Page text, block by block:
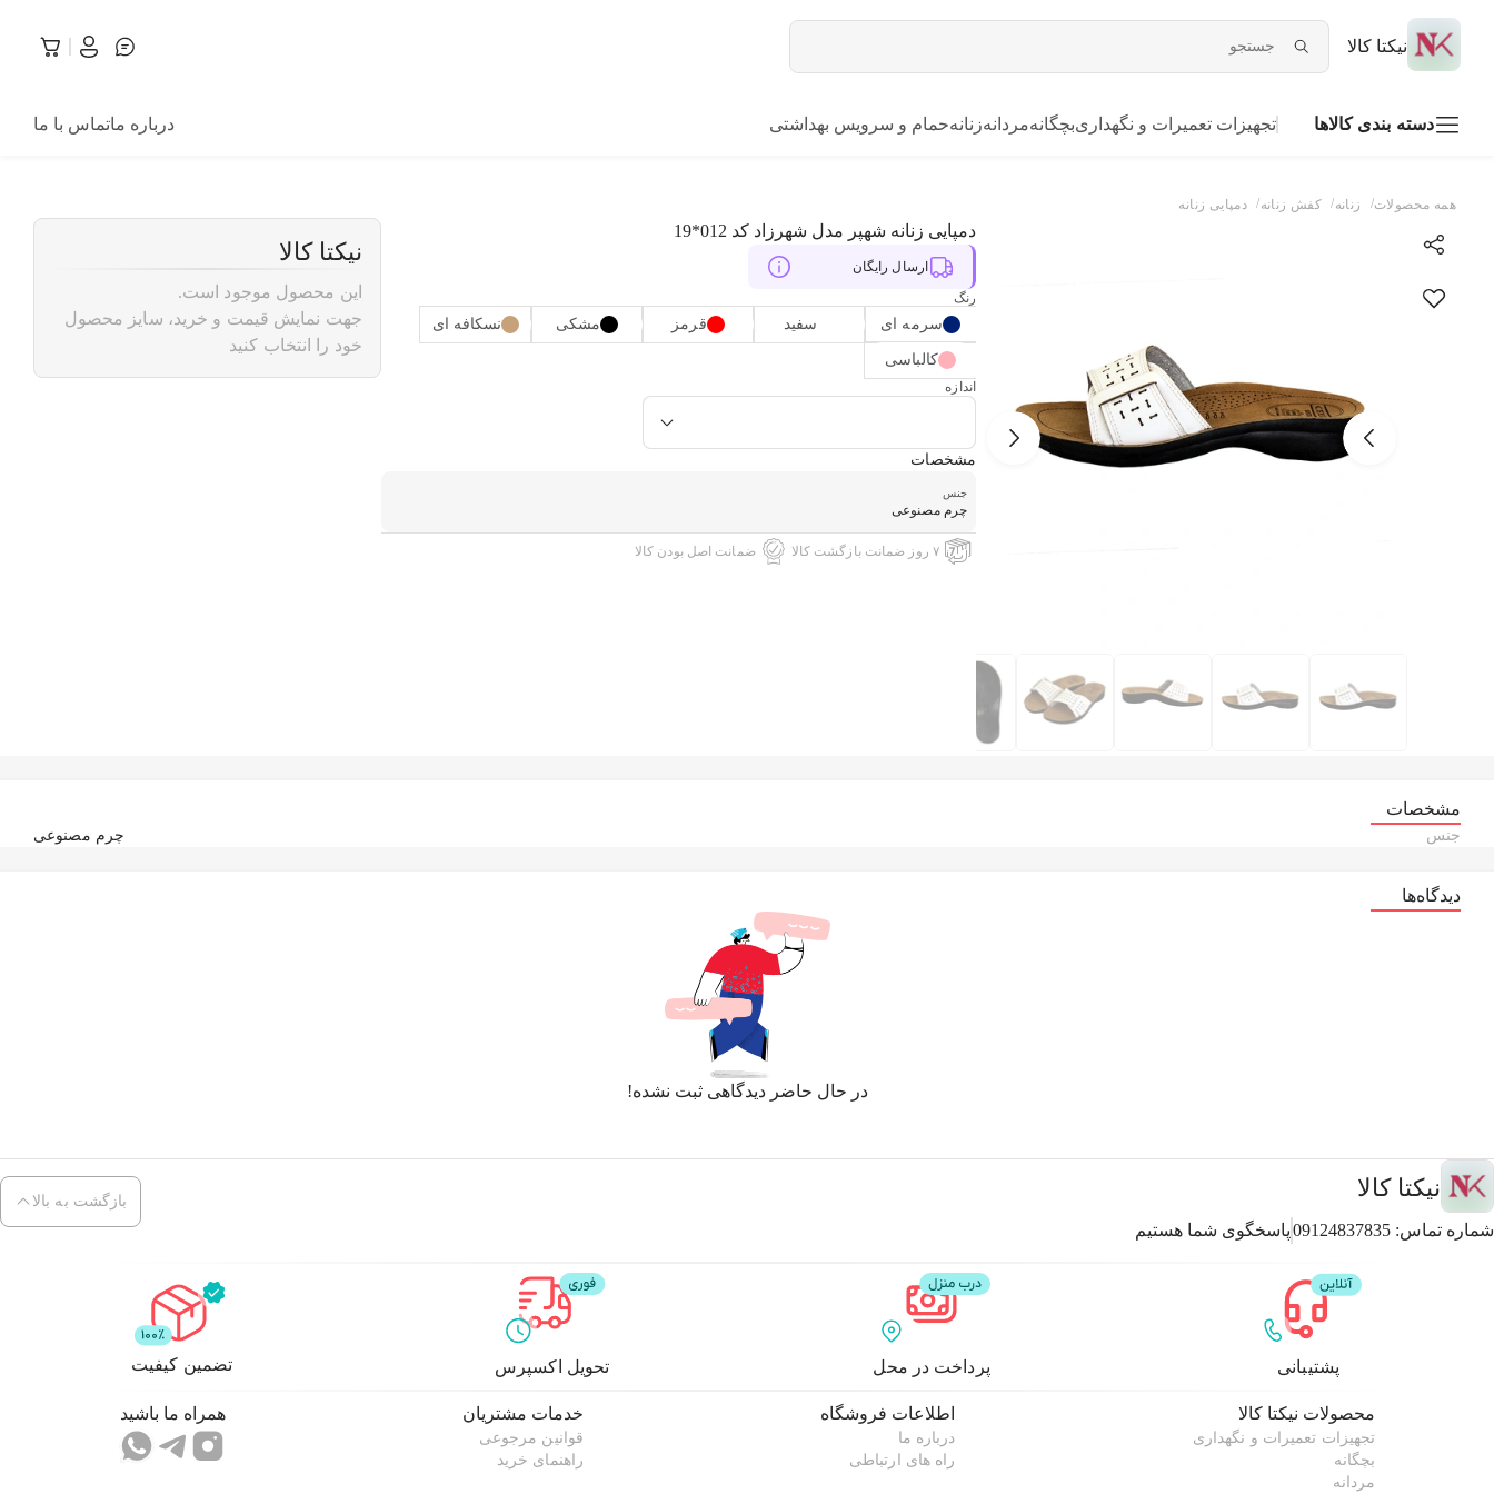
نیکتا کالا
دسته بندی کالاها تجهیزات تعمیرات و نگهداریبچگانهمردانهزنانهحمام و سرویس بهداشتی درباره ماتماس با ما
همه محصولات/ زنانه/ کفش زنانه/ دمپایی زنانه
دمپایی زنانه شهپر مدل شهرزاد کد 012*19
ارسال رایگان
رنگ
سرمه ای سفید قرمز مشکی نسکافه ای
کالباسی
اندازه
مشخصات
جنس
چرم مصنوعی
۷ روز ضمانت بازگشت کالا ضمانت اصل بودن کالا
نیکتا کالا
این محصول موجود است.
جهت نمایش قیمت و خرید، سایز محصول
خود را انتخاب کنید
مشخصات
جنس چرم مصنوعی
دیدگاه‌ها
در حال حاضر دیدگاهی ثبت نشده!
نیکتا کالا
شماره تماس: 09124837835پاسخگوی شما هستیم
بازگشت به بالا
پشتیبانی پرداخت در محل تحویل اکسپرس تضمین کیفیت
محصولات نیکتا کالا
تجهیزات تعمیرات و نگهداری
بچگانه
مردانه
اطلاعات فروشگاه
درباره ما
راه های ارتباطی
خدمات مشتریان
قوانین مرجوعی
راهنمای خرید
همراه ما باشید